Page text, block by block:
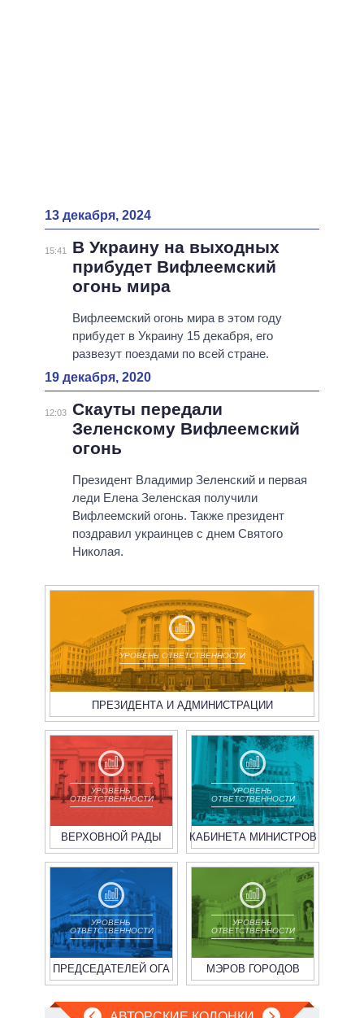
13 декабря, 2024
15:41
В Украину на выходных
прибудет Вифлеемский
огонь мира
Вифлеемский огонь мира в этом году
прибудет в Украину 15 декабря, его
развезут поездами по всей стране.
19 декабря, 2020
12:03 Скауты передали
Зеленскому Вифлеемский
огонь
Президент Владимир Зеленский и первая
леди Елена Зеленская получили
Вифлеемский огонь. Также президент
поздравил украинцев с днем Святого
Николая.
УРОВЕНЬ ОТВЕТСТВЕННОСТИ
ПРЕЗИДЕНТА И АДМИНИСТРАЦИИ
УРОВЕНЬ
ОТВЕТСТВЕННОСТИ
ВЕРХОВНОЙ РАДЫ
УРОВЕНЬ
ОТВЕТСТВЕННОСТИ
КАБИНЕТА МИНИСТРОВ
УРОВЕНЬ
ОТВЕТСТВЕННОСТИ
ПРЕДСЕДАТЕЛЕЙ ОГА
УРОВЕНЬ
ОТВЕТСТВЕННОСТИ
МЭРОВ ГОРОДОВ